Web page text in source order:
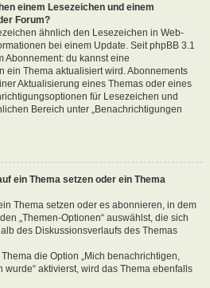
einem Lesezeichen und einem
Forum?
ähnlich den Lesezeichen in Web-
bei einem Update. Seit phpBB 3.1
Abonnement: du kannst eine
ein Thema aktualisiert wird. Abonnements
Aktualisierung eines Themas oder eines
für Lesezeichen und
Bereich unter „Benachrichtigungen
ein Thema setzen oder ein Thema
Thema setzen oder es abonnieren, in dem
„Themen-Optionen“ auswählst, die sich
des Diskussionsverlaufs des Themas
die Option „Mich benachrichtigen,
aktivierst, wird das Thema ebenfalls